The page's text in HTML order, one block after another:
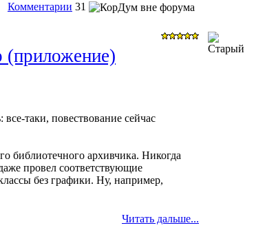
Комментарии 31
(приложение)
таки, повествование сейчас
библиотечного архивчика. Никогда
провел соответствующие
без графики. Ну, например,
Читать дальше...